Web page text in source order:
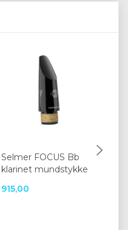
Selmer FOCUS Bb
klarinet mundstykke
915,00